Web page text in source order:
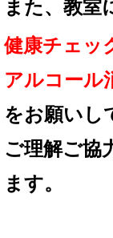
また、教室
健康チェッ
アルコール
をお願いし
ご理解ご協
ます。